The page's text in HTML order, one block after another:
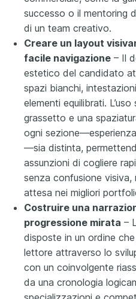
successo o il mentoring
di un team creativo.
Creare un layout
facile navigazione – Il
estetico del candidato
spazi bianchi,
elementi equilibrati.
grassetto e una
ogni
—sia distinta,
assunzioni di cogliere
senza confusione visiva,
attesa nei migliori
Costruire una
progressione mirata –
disposte in un ordine
lettore attraverso lo
con un coinvolgente
da una cronologia